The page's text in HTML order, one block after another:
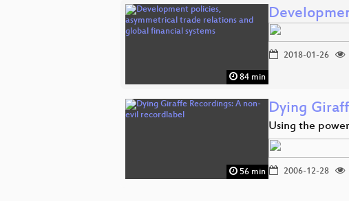
84 min
2018-01-26
56 min
Dying
Using the
2006-12-28